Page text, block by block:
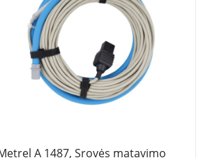
A 1487, Srovės matavimo